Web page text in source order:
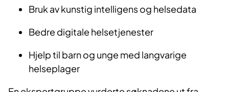
Bruk av kunstig intelligens og helsedata
Bedre digitale helsetjenester
Hjelp til barn og unge med langvarige
helseplager